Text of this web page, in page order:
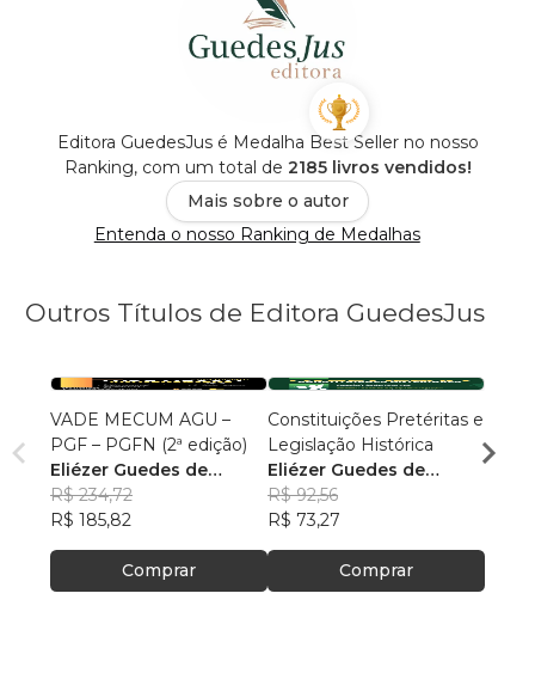
Editora GuedesJus é Medalha Best Seller no nosso
Ranking, com um total de 2185 livros vendidos!
Mais sobre o autor
Entenda o nosso Ranking de Medalhas
Outros Títulos de Editora GuedesJus
VADE MECUM AGU –
PGF – PGFN (2ª edição)
Eliézer Guedes de
Oliveira Junior
R$ 234,72
R$ 185,82
Comprar
Constituições Pretéritas e
Legislação Histórica
Eliézer Guedes de
Oliveira Junior
R$ 92,56
R$ 73,27
Comprar
Militar